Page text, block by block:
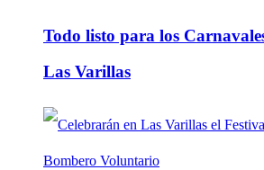
Todo listo para los
Las Varillas